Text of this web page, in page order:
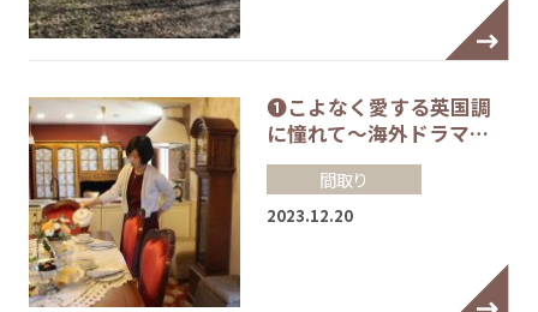
❶こよなく愛する英国調
に憧れて～海外ドラマ…
間取り
2023.12.20